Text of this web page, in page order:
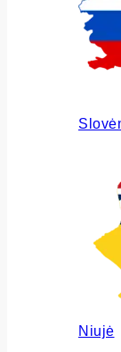
Niujė